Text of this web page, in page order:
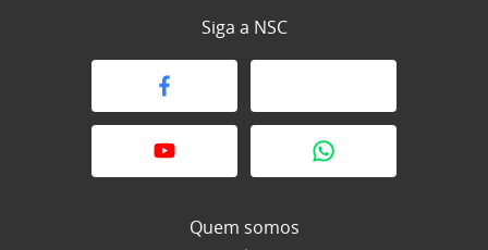
Siga a NSC
Quem somos